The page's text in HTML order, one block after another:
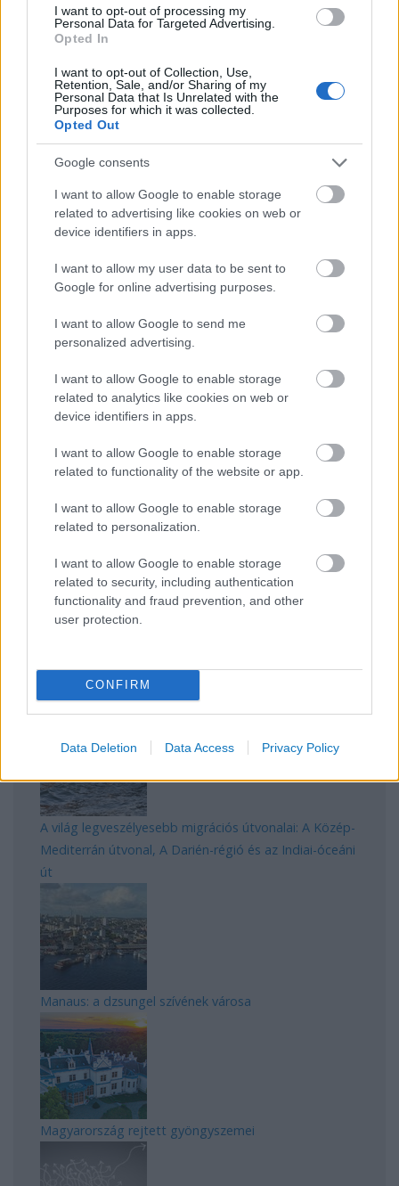
I want to opt-out of processing my
Personal Data for Targeted Advertising.
Opted In
I want to opt-out of Collection, Use,
Retention, Sale, and/or Sharing of my
Personal Data that Is Unrelated with the
Purposes for which it was collected.
Opted Out
Google consents
I want to allow Google to enable storage
related to advertising like cookies on web or
device identifiers in apps.
I want to allow my user data to be sent to
Google for online advertising purposes.
I want to allow Google to send me
personalized advertising.
I want to allow Google to enable storage
related to analytics like cookies on web or
device identifiers in apps.
I want to allow Google to enable storage
related to functionality of the website or app.
I want to allow Google to enable storage
related to personalization.
I want to allow Google to enable storage
related to security, including authentication
functionality and fraud prevention, and other
user protection.
CONFIRM
Data Deletion Data Access Privacy Policy
REAKTOR
LEGNÉPSZERŰBB
Manaus: a dzsungel szívének városa
Magyarország rejtett gyöngyszemei
Az egygyermekes politika és Kína gazdasági
Mik alakítják a gondolkodásod? Avagy a kognitív
torzítások
A világ legveszélyesebb migrációs útvonalai: A
Közép-Mediterrán útvonal, A Darién-régió és az
A közlekedés mérföldkövei
LEGFRISSEBB
A közlekedés mérföldkövei
A világ legveszélyesebb migrációs útvonalai: A Közép-
Mediterrán útvonal, A Darién-régió és az Indiai-óceáni
út
Manaus: a dzsungel szívének városa
Magyarország rejtett gyöngyszemei